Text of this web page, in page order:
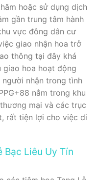
hoặc sử dụng dịch
gần trung tâm hành
vực đông dân cư
giao nhận hoa trở
thông tại đây khá
giao hoa hoạt động
nhận trong tình
nằm trong khu
mại và các trục
rất tiện lợi cho việc di
Bạc Liêu Uy Tín